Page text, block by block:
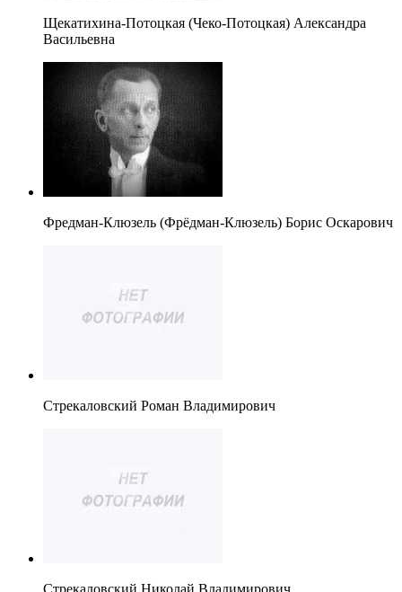
Щекатихина-Потоцкая (Чеко-Потоцкая) Александра
Васильевна
Фредман-Клюзель (Фрёдман-Клюзель) Борис Оскарович
Стрекаловский Роман Владимирович